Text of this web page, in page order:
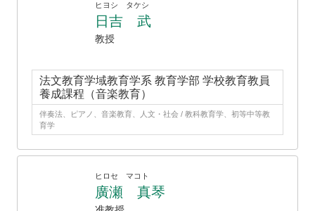
ヒヨシ タケシ
日吉 武
教授
法文教育学域教育学系 教育学部 学校教育教員
養成課程（音楽教育）
伴奏法、ピアノ、音楽教育、人文・社会 / 教科教育学、初等中等教
育学
ヒロセ マコト
廣瀬 真琴